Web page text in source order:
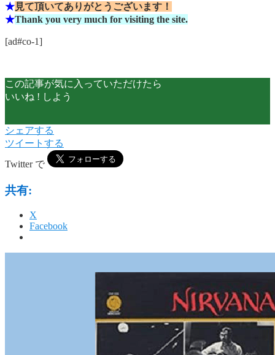
★見て頂いてありがとうございます！
★Thank you very much for visiting the site.
[ad#co-1]
この記事が気に入っていただけたら
いいね ! しよう
シェアする
ツイートする
Twitter で
共有:
X
Facebook